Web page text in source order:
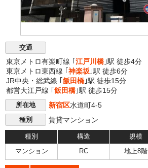
交通
東京メトロ有楽町線 ｢ 江戸川橋 ｣駅 徒歩4分
東京メトロ東西線 ｢ 神楽坂 ｣駅 徒歩6分
JR中央・総武線 ｢ 飯田橋 ｣駅 徒歩15分
都営大江戸線 ｢ 飯田橋 ｣駅 徒歩15分
所在地 新宿区水道町4-5
種別 賃貸マンション
種別 構造 規模
マンション RC 地上8階